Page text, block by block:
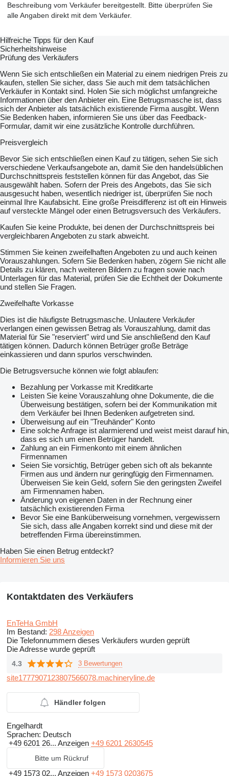
Beschreibung vom Verkäufer bereitgestellt. Bitte überprüfen Sie
alle Angaben direkt mit dem Verkäufer.
Hilfreiche Tipps für den Kauf
Sicherheitshinweise
Prüfung des Verkäufers
Wenn Sie sich entschließen ein Material zu einem niedrigen Preis zu
kaufen, stellen Sie sicher, dass Sie auch mit dem tatsächlichen
Verkäufer in Kontakt sind. Holen Sie sich möglichst umfangreiche
Informationen über den Anbieter ein. Eine Betrugsmasche ist, dass
sich der Anbieter als tatsächlich existierende Firma ausgibt. Wenn
Sie Bedenken haben, informieren Sie uns über das Feedback-
Formular, damit wir eine zusätzliche Kontrolle durchführen.
Preisvergleich
Bevor Sie sich entschließen einen Kauf zu tätigen, sehen Sie sich
verschiedene Verkaufsangebote an, damit Sie den handelsüblichen
Durchschnittspreis feststellen können für das Angebot, das Sie
ausgewählt haben. Sofern der Preis des Angebots, das Sie sich
ausgesucht haben, wesentlich niedriger ist, überprüfen Sie noch
einmal Ihre Kaufabsicht. Eine große Preisdifferenz ist oft ein Hinweis
auf versteckte Mängel oder einen Betrugsversuch des Verkäufers.
Kaufen Sie keine Produkte, bei denen der Durchschnittspreis bei
vergleichbaren Angeboten zu stark abweicht.
Stimmen Sie keinen zweifelhaften Angeboten zu und auch keinen
Vorauszahlungen. Sofern Sie Bedenken haben, zögern Sie nicht alle
Details zu klären, nach weiteren Bildern zu fragen sowie nach
Unterlagen für das Material, prüfen Sie die Echtheit der Dokumente
und stellen Sie Fragen.
Zweifelhafte Vorkasse
Dies ist die häufigste Betrugsmasche. Unlautere Verkäufer
verlangen einen gewissen Betrag als Vorauszahlung, damit das
Material für Sie "reserviert" wird und Sie anschließend den Kauf
tätigen können. Dadurch können Betrüger große Beträge
einkassieren und dann spurlos verschwinden.
Die Betrugsversuche können wie folgt ablaufen:
Bezahlung per Vorkasse mit Kreditkarte
Leisten Sie keine Vorauszahlung ohne Dokumente, die die
Überweisung bestätigen, sofern bei der Kommunikation mit
dem Verkäufer bei Ihnen Bedenken aufgetreten sind.
Überweisung auf ein "Treuhänder" Konto
Eine solche Anfrage ist alarmierend und weist meist darauf hin,
dass es sich um einen Betrüger handelt.
Zahlung an ein Firmenkonto mit einem ähnlichen
Firmennamen
Seien Sie vorsichtig, Betrüger geben sich oft als bekannte
Firmen aus und ändern nur geringfügig den Firmennamen.
Überweisen Sie kein Geld, sofern Sie den geringsten Zweifel
am Firmennamen haben.
Änderung von eigenen Daten in der Rechnung einer
tatsächlich existierenden Firma
Bevor Sie eine Banküberweisung vornehmen, vergewissern
Sie sich, dass alle Angaben korrekt sind und diese mit der
betreffenden Firma übereinstimmen.
Haben Sie einen Betrug entdeckt?
Informieren Sie uns
Kontaktdaten des Verkäufers
EnTeHa GmbH
Im Bestand: 298 Anzeigen
Die Telefonnummern dieses Verkäufers wurden geprüft
Die Adresse wurde geprüft
4.3 3 Bewertungen
site1777907123807566078.machineryline.de
Händler folgen
Engelhardt
Sprachen: Deutsch
+49 6201 26... Anzeigen +49 6201 2630545
Bitte um Rückruf
+49 1573 02... Anzeigen +49 1573 0203675